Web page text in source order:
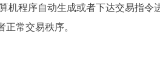
机程序自动生成或者下达交易指
正常交易秩序。